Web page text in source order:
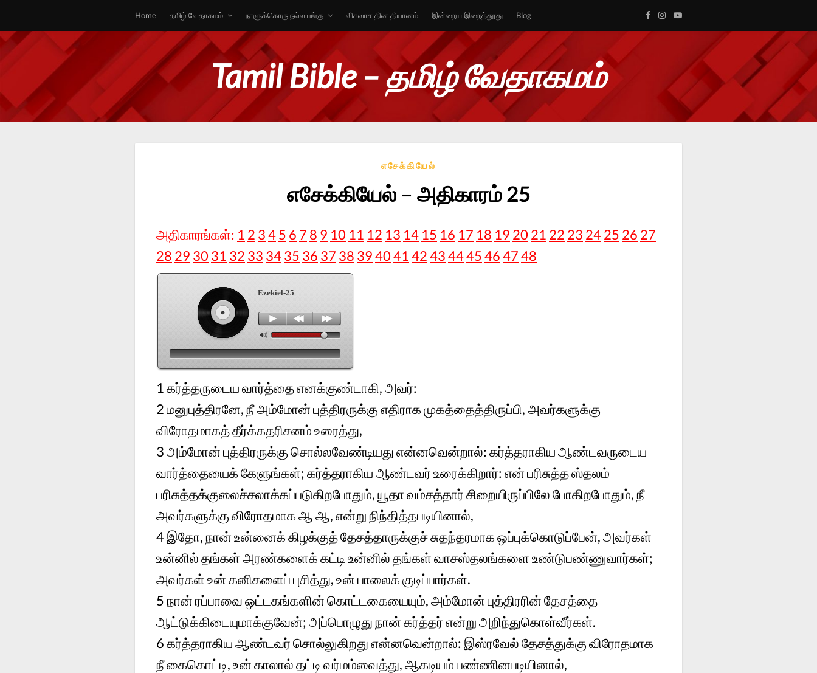
Home தமிழ் வேதாகமம் நாளுக்கொரு நல்ல பங்கு விசுவாச தின தியானம் இன்றைய இறைத்தூது Blog
Tamil Bible – தமிழ் வேதாகமம்
எசேக்கியேல்
எசேக்கியேல் – அதிகாரம் 25
அதிகாரங்கள்: 1 2 345 6 7 8 9 10 11 12 13 14 15 16 17 18 19 20 21 22 23 2425 26 27
28 29 30 31 32 33 3435 36 37 38 39404142434445464748
Ezekiel-25
1 கர்த்தருடைய வார்த்தை எனக்குண்டாகி, அவர்:
2 மனுபுத்திரனே, நீ அம்மோன் புத்திரருக்கு எதிராக முகத்தைத்திருப்பி, அவர்களுக்கு
விரோதமாகத் தீர்க்கதரிசனம் உரைத்து,
3 அம்மோன் புத்திரருக்கு சொல்லவேண்டியது என்னவென்றால்: கர்த்தராகிய ஆண்டவருடைய
வார்த்தையைக் கேளுங்கள்; கர்த்தராகிய ஆண்டவர் உரைக்கிறார்: என் பரிசுத்த ஸ்தலம்
பரிசுத்தக்குலைச்சலாக்கப்படுகிறபோதும், யூதா வம்சத்தார் சிறையிருப்பிலே போகிறபோதும், நீ
அவர்களுக்கு விரோதமாக ஆ ஆ, என்று நிந்தித்தபடியினால்,
4 இதோ, நான் உன்னைக் கிழக்குத் தேசத்தாருக்குச் சுதந்தரமாக ஒப்புக்கொடுப்பேன், அவர்கள்
உன்னில் தங்கள் அரண்களைக் கட்டி உன்னில் தங்கள் வாசஸ்தலங்களை உண்டுபண்ணுவார்கள்;
அவர்கள் உன் கனிகளைப் புசித்து, உன் பாலைக் குடிப்பார்கள்.
5 நான் ரப்பாவை ஒட்டகங்களின் கொட்டகையையும், அம்மோன் புத்திரரின் தேசத்தை
ஆட்டுக்கிடையுமாக்குவேன்; அப்பொழுது நான் கர்த்தர் என்று அறிந்துகொள்வீர்கள்.
6 கர்த்தராகிய ஆண்டவர் சொல்லுகிறது என்னவென்றால்: இஸ்ரவேல் தேசத்துக்கு விரோதமாக
நீ கைகொட்டி, உன் காலால் தட்டி வர்மம்வைத்து, ஆகடியம் பண்ணினபடியினால்,